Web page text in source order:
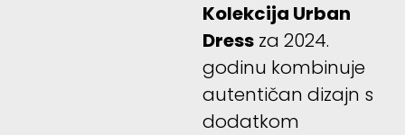
Kolekcija Urban
Dress za 2024.
godinu kombinuje
autentičan dizajn s
dodatkom